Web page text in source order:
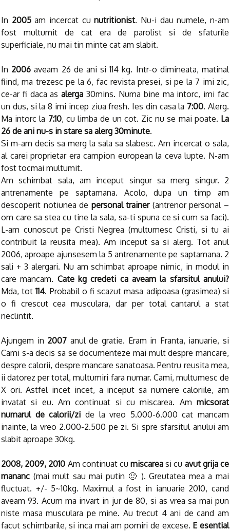
In 2005am incercat cunutritionist. Nu-i dau numele, n-am
fost multumit de cat era de parolist si de sfaturile
superficiale, nu mai tin minte cat am slabit.
In 2006aveam 26 de ani si 114 kg. Intr-o dimineata, matinal
fiind, ma trezesc pe la 6, fac revista presei, si pe la 7 imi zic,
ce-ar fi daca asalerga30mins. Numa bine ma intorc, imi fac
un dus, si la 8 imi incep ziua fresh. Ies din casa la 7:00. Alerg.
Ma intorc la 7:10, cu limba de un cot. Zic nu se mai poate. La
26 de ani nu-s in stare sa alerg 30minute.
Si m-am decis sa merg la sala sa slabesc. Am incercat o sala,
al carei proprietar era campion european la ceva lupte. N-am
fost tocmai multumit.
Am schimbat sala, am inceput singur sa merg singur. 2
antrenamente pe saptamana. Acolo, dupa un timp am
descoperit notiunea de personal trainer(antrenor personal –
om care sa stea cu tine la sala, sa-ti spuna ce si cum sa faci).
L-am cunoscut pe Cristi Negrea (multumesc Cristi, si tu ai
contribuit la reusita mea). Am inceput sa si alerg. Tot anul
2006, aproape ajunsesem la 5 antrenamente pe saptamana. 2
sali + 3 alergari. Nu am schimbat aproape nimic, in modul in
care mancam. Cate kg credeti ca aveam la sfarsitul anului?
Mda, tot114. Probabil o fi scazut masa adipoasa (grasimea) si
o fi crescut cea musculara, dar per total cantarul a stat
neclintit.
Ajungem in 2007 anul de gratie. Eram in Franta, ianuarie, si
Cami s-a decis sa se documenteze mai mult despre mancare,
despre calorii, despre mancare sanatoasa. Pentru reusita mea,
ii datorez per total, multumiri fara numar. Cami, multumesc de
X ori. Astfel incet incet, a inceput sa numere caloriile, am
invatat si eu. Am continuat si cu miscarea. Am micsorat
numarul de calorii/zi de la vreo 5.000-6.000 cat mancam
inainte, la vreo 2.000-2.500 pe zi. Si spre sfarsitul anului am
slabit aproape 30kg.
2008, 2009, 2010 Am continuat cumiscareasi cu avut grija ce
mananc (mai mult sau mai putin 🙂 ). Greutatea mea a mai
fluctuat. +/- 5~10kg. Maximul a fost in ianuarie 2010, cand
aveam 93. Acum ma invart in jur de 80, si as vrea sa mai pun
niste masa musculara pe mine. Au trecut 4 ani de cand am
facut schimbarile, si inca mai am porniri de excese. E esential